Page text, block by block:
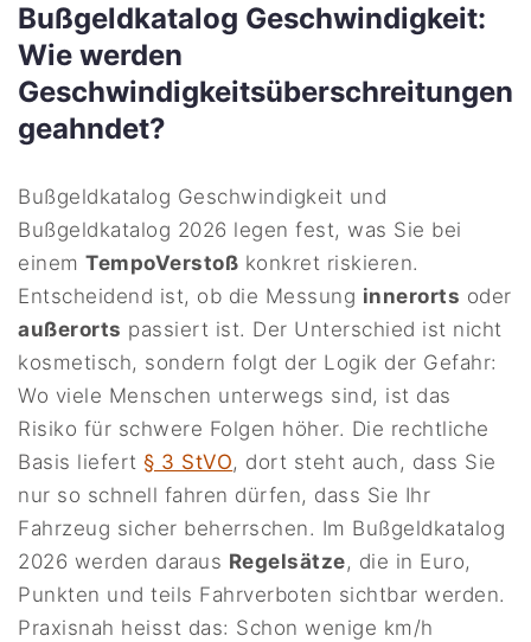
Bußgeldkatalog Geschwindigkeit:
Wie werden
Geschwindigkeitsüberschreitungen
geahndet?
Bußgeldkatalog Geschwindigkeit und
Bußgeldkatalog 2026 legen fest, was Sie bei
einemTempoVerstoß konkret riskieren.
Entscheidend ist, ob die Messung innerorts oder
außerorts passiert ist. Der Unterschied ist nicht
kosmetisch, sondern folgt der Logik der Gefahr:
Wo viele Menschen unterwegs sind, ist das
Risiko für schwere Folgen höher. Die rechtliche
Basis liefert § 3 StVO, dort steht auch, dass Sie
nur so schnell fahren dürfen, dass Sie Ihr
Fahrzeug sicher beherrschen. Im Bußgeldkatalog
2026 werden daraus Regelsätze, die in Euro,
Punkten und teils Fahrverboten sichtbar werden.
Praxisnah heisst das: Schon wenige km/h